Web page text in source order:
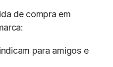
de compra em
para amigos e